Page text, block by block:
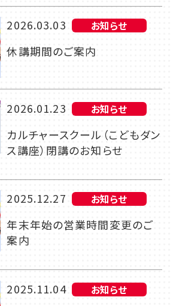
2026.03.03 お知らせ
休講期間のご案内
2026.01.23 お知らせ
カルチャースクール（こどもダン
ス講座）閉講のお知らせ
2025.12.27 お知らせ
年末年始の営業時間変更のご
案内
2025.11.04 お知らせ